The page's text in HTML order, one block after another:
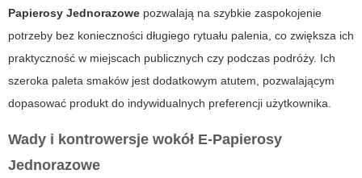
Papierosy Jednorazowe pozwalają na szybkie zaspokojenie
potrzeby bez konieczności długiego rytuału palenia, co zwiększa ich
praktyczność w miejscach publicznych czy podczas podróży. Ich
szeroka paleta smaków jest dodatkowym atutem, pozwalającym
dopasować produkt do indywidualnych preferencji użytkownika.
Wady i kontrowersje wokół E-Papierosy
Jednorazowe